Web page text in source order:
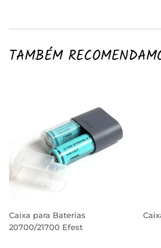
TAMBÉM
Caixa para Baterias
20700/21700 Efest